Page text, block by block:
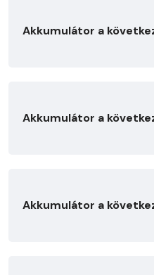
Akkumulátor a
Akkumulátor a
Akkumulátor a